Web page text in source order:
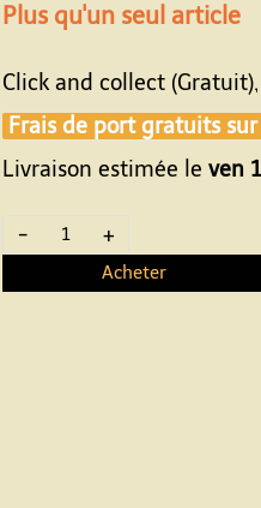
Plus qu'un seul article
Click and collect
Frais de port gratuits
Livraison estimée le ven
- +
Acheter